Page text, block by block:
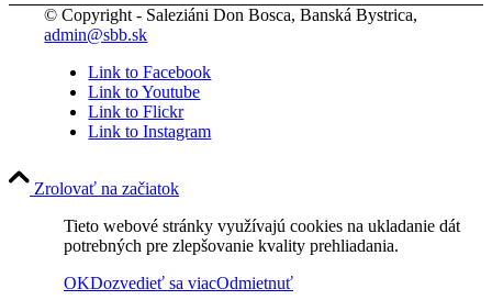
© Copyright - Saleziáni Don Bosca, Banská Bystrica,
admin@sbb.sk
Link to Facebook
Link to Youtube
Link to Flickr
Link to Instagram
Zrolovať na začiatok
Tieto webové stránky využívajú cookies na ukladanie dát
potrebných pre zlepšovanie kvality prehliadania.
OKDozvedieť sa viacOdmietnuť